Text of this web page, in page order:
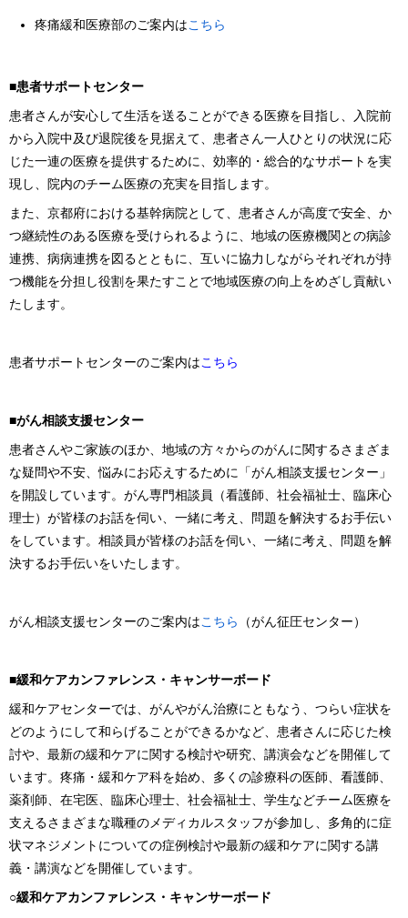
疼痛緩和医療部のご案内はこちら
■患者サポートセンター
患者さんが安心して生活を送ることができる医療を目指し、入院前
から入院中及び退院後を見据えて、患者さん一人ひとりの状況に応
じた一連の医療を提供するために、効率的・総合的なサポートを実
現し、院内のチーム医療の充実を目指します。
また、京都府における基幹病院として、患者さんが高度で安全、か
つ継続性のある医療を受けられるように、地域の医療機関との病診
連携、病病連携を図るとともに、互いに協力しながらそれぞれが持
つ機能を分担し役割を果たすことで地域医療の向上をめざし貢献い
たします。
患者サポートセンターのご案内はこちら
■がん相談支援センター
患者さんやご家族のほか、地域の方々からのがんに関するさまざま
な疑問や不安、悩みにお応えするために「がん相談支援センター」
を開設しています。がん専門相談員（看護師、社会福祉士、臨床心
理士）が皆様のお話を伺い、一緒に考え、問題を解決するお手伝い
をしています。相談員が皆様のお話を伺い、一緒に考え、問題を解
決するお手伝いをいたします。
がん相談支援センターのご案内はこちら （がん征圧センター）
■緩和ケアカンファレンス・キャンサーボード
緩和ケアセンターでは、がんやがん治療にともなう、つらい症状を
どのようにして和らげることができるかなど、患者さんに応じた検
討や、最新の緩和ケアに関する検討や研究、講演会などを開催して
います。疼痛・緩和ケア科を始め、多くの診療科の医師、看護師、
薬剤師、在宅医、臨床心理士、社会福祉士、学生などチーム医療を
支えるさまざまな職種のメディカルスタッフが参加し、多角的に症
状マネジメントについての症例検討や最新の緩和ケアに関する講
義・講演などを開催しています。
○緩和ケアカンファレンス・キャンサーボード